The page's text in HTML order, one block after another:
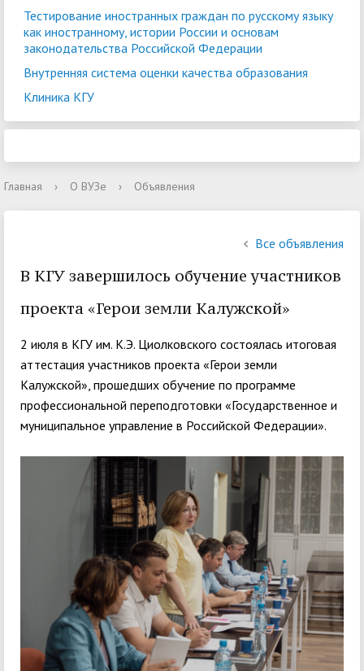
Тестирование иностранных граждан по русскому языку
как иностранному, истории России и основам
законодательства Российской Федерации
Внутренняя система оценки качества образования
Клиника КГУ
Главная › О ВУЗе › Объявления
Все объявления
В КГУ завершилось обучение участников
проекта «Герои земли Калужской»
2 июля в КГУ им. К.Э. Циолковского состоялась итоговая
аттестация участников проекта «Герои земли
Калужской», прошедших обучение по программе
профессиональной переподготовки «Государственное и
муниципальное управление в Российской Федерации».